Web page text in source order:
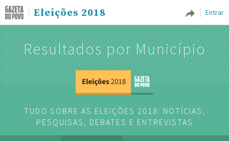
Entrar
Eleições 2018
Resultados por Município
TUDO SOBRE AS ELEIÇÕES 2018: NOTÍCIAS,
PESQUISAS, DEBATES E ENTREVISTAS